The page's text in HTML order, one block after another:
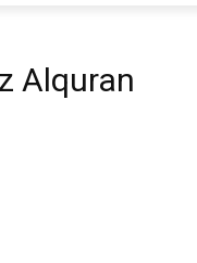
Alquran